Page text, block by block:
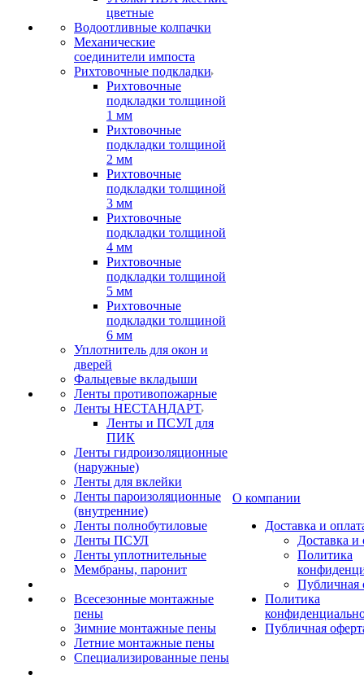
цветные
Водоотливные колпачки
Механические
соединители импоста
Рихтовочные подкладки
Рихтовочные
подкладки толщиной
1 мм
Рихтовочные
подкладки толщиной
2 мм
Рихтовочные
подкладки толщиной
3 мм
Рихтовочные
подкладки толщиной
4 мм
Рихтовочные
подкладки толщиной
5 мм
Рихтовочные
подкладки толщиной
6 мм
Уплотнитель для окон и
дверей
Фальцевые вкладыши
Ленты противопожарные
Ленты НЕСТАНДАРТ
Ленты и ПСУЛ для
ПИК
Ленты гидроизоляционные
(наружные)
Ленты для вклейки
Ленты пароизоляционные
(внутренние)
Ленты полнобутиловые
Ленты ПСУЛ
Ленты уплотнительные
Мембраны, паронит
Всесезонные монтажные
пены
Зимние монтажные пены
Летние монтажные пены
Специализированные пены
О компании
Доставка и
Доставка и
Политика
Публичная
Политика
Публичная